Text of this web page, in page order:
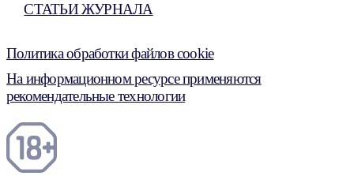
СТАТЬИ ЖУРНАЛА
Политика обработки файлов cookie
На информационном ресурсе применяются
рекомендательные технологии